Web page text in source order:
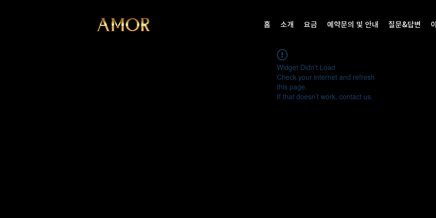
홈 소개 요금 예약문의 및 안내 질문&답변
Widget Didn’t Load
Check your internet and refresh
this page.
If that doesn’t work, contact us.